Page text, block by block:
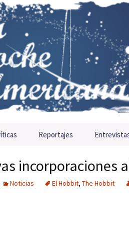
Reportajes
incorporaciones
Noticias El Hobbit, The Hobbit